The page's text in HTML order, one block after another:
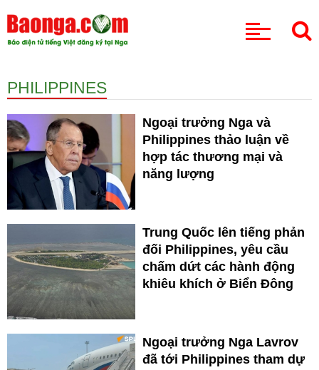
PHILIPPINES
Ngoại trưởng Nga và
Philippines thảo luận về
hợp tác thương mại và
năng lượng
Trung Quốc lên tiếng phản
đối Philippines, yêu cầu
chấm dứt các hành động
khiêu khích ở Biển Đông
Ngoại trưởng Nga Lavrov
đã tới Philippines tham dự